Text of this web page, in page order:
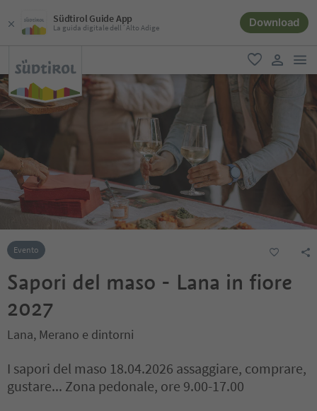
Südtirol Guide App
La guida digitale dell´Alto Adige Download
favoriti
user link
Evento
Sapori del maso - Lana in fiore
2027
Lana, Merano e dintorni
I sapori del maso 18.04.2026 assaggiare, comprare,
gustare... Zona pedonale, ore 9.00-17.00